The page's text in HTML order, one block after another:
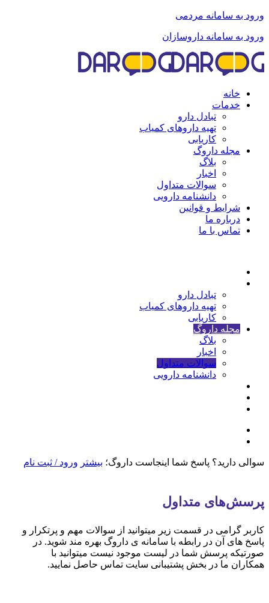
ورود به سامانه مردمی
ورود به سامانه داروسازان
خانه
خدمات
تبادل دارو
تهیه داروهای کمیاب
کاریابی
مجله داروگ
بلاگ
اخبار
سوالات متداول
دانشنامه دارویی
شرایط و قوانین
درباره ما
تماس با ما
تبادل دارو
تهیه داروهای کمیاب
کاریابی
مجله داروگ
بلاگ
اخبار
سوالات متداول
دانشنامه دارویی
سوالی دارید؟ پاسخ شما اینجاست داروگ؛ بیشتر ورود / ثبت نام
پرسش‌های متداول
کاربر گرامی در قسمت زیر میتوانید از سوالات مهم و پرتکرار و
پاسخ های آن در رابطه با سامانه ی داروگ بهره مند شوید. در
صورتیکه پرسش شما در لیست موجود نیست میتوانید با
همکاران ما در بخش پشتیبانی سایت تماس حاصل نمایید.